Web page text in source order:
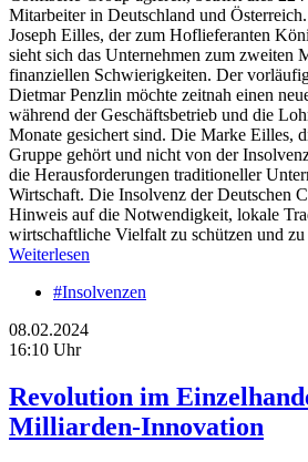
Mitarbeiter in Deutschland und
Joseph Eilles, der zum Hoflieferanten
sieht sich das Unternehmen zum zweiten
finanziellen Schwierigkeiten. Der
Dietmar Penzlin möchte zeitnah einen
während der Geschäftsbetrieb und die
Monate gesichert sind. Die Marke Eilles,
Gruppe gehört und nicht von der
die Herausforderungen traditioneller
Wirtschaft. Die Insolvenz der Deutschen
Hinweis auf die Notwendigkeit, lokale
wirtschaftliche Vielfalt zu schützen und zu
Weiterlesen
#Insolvenzen
08.02.2024
16:10 Uhr
Revolution im
Milliarden-Innovation